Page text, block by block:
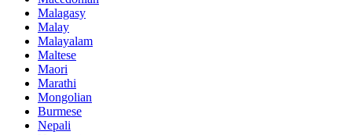
Malagasy
Malay
Malayalam
Maltese
Maori
Marathi
Mongolian
Burmese
Nepali